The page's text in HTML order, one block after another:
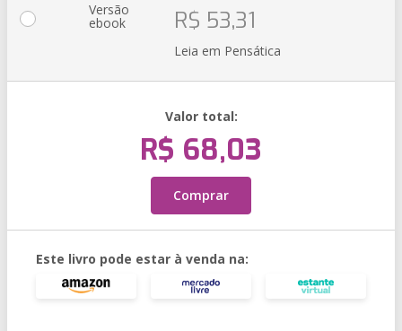
Versão
ebook R$ 53,31
Leia em Pensática
Valor total:
R$ 68,03
Comprar
Este livro pode estar à venda na: